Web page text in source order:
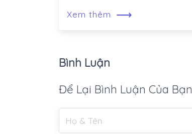
Xem thêm ⟶
Bình Luận
Để Lại Bình Luận Của Bạn